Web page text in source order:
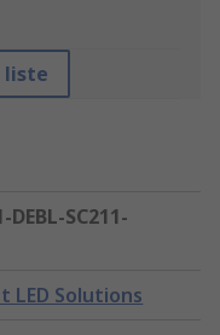
liste
SC211-
Solutions